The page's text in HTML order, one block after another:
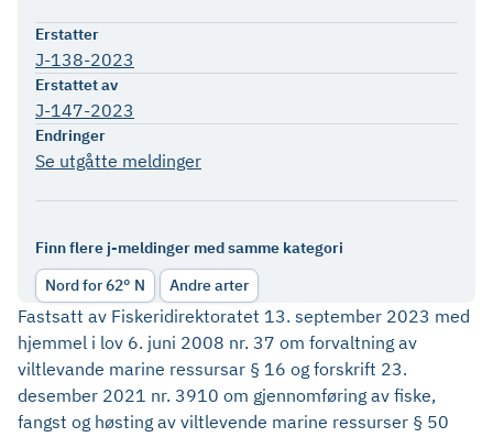
Erstatter
J-138-2023
Erstattet av
J-147-2023
Endringer
Se utgåtte meldinger
Finn flere j-meldinger med samme kategori
Nord for 62° N
Andre arter
Fastsatt av Fiskeridirektoratet 13. september 2023 med
hjemmel i lov 6. juni 2008 nr. 37 om forvaltning av
viltlevande marine ressursar § 16 og forskrift 23.
desember 2021 nr. 3910 om gjennomføring av fiske,
fangst og høsting av viltlevende marine ressurser § 50